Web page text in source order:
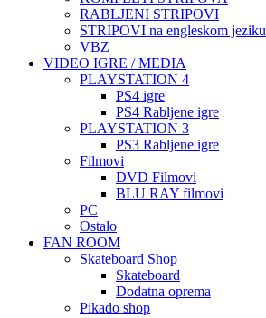
RABLJENI STRIPOVI
STRIPOVI na engleskom jeziku
VBZ
VIDEO IGRE / MEDIA
PLAYSTATION 4
PS4 igre
PS4 Rabljene igre
PLAYSTATION 3
PS3 Rabljene igre
Filmovi
DVD Filmovi
BLU RAY filmovi
PC
Ostalo
FAN ROOM
Skateboard Shop
Skateboard
Dodatna oprema
Pikado shop